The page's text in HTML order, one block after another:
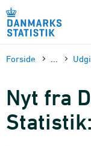
sidens
Forside
Nyt fra